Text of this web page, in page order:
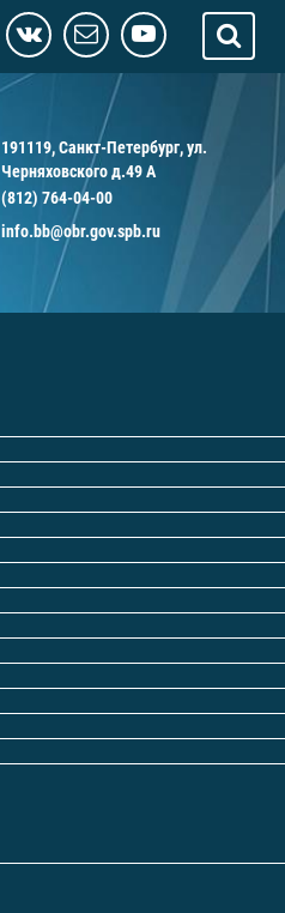
191119, Санкт-Петербург, ул.
Черняховского д.49 А
(812) 764-04-00
info.bb@obr.gov.spb.ru